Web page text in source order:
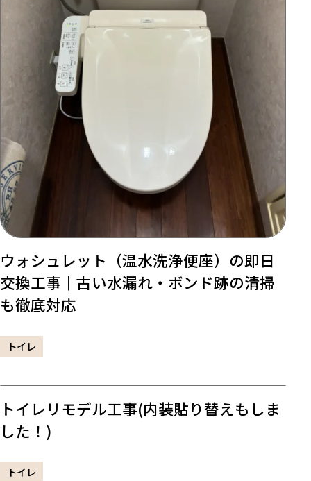
ウォシュレット（温水洗浄便座）の即日
交換工事｜古い水漏れ・ボンド跡の清掃
も徹底対応
トイレ
トイレリモデル工事(内装貼り替えもしま
した！)
トイレ